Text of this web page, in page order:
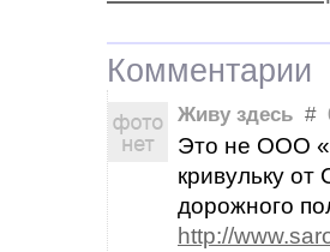
Комментарии
Живу здесь #
Это не ООО
кривульку
дорожного
http://